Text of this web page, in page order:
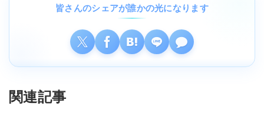
皆さんのシェアが誰かの光になります
関連記事